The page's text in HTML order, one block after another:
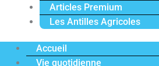
Articles Premium
Les Antilles Agricoles
Accueil
Vie quotidienne